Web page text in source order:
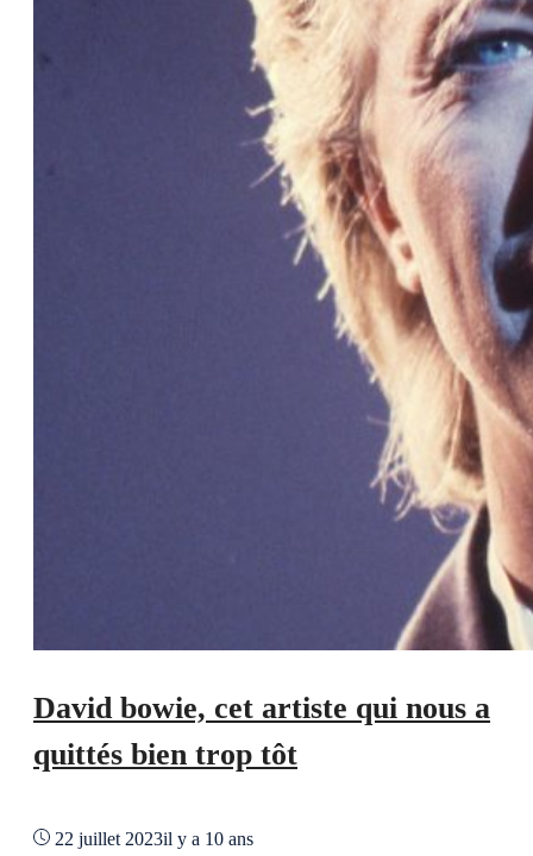
David bowie, cet artiste qui nous a
quittés bien trop tôt
22 juillet 2023il y a 10 ans